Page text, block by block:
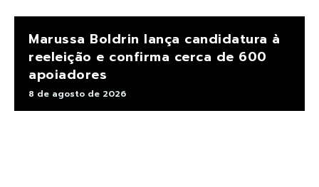
Marussa Boldrin lança candidatura à
reeleição e confirma cerca de 600
apoiadores
8 de agosto de 2026